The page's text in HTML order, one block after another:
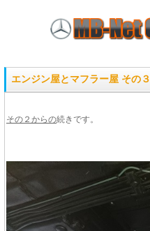
エンジン屋とマフラー屋 その３
その２からの続きです。